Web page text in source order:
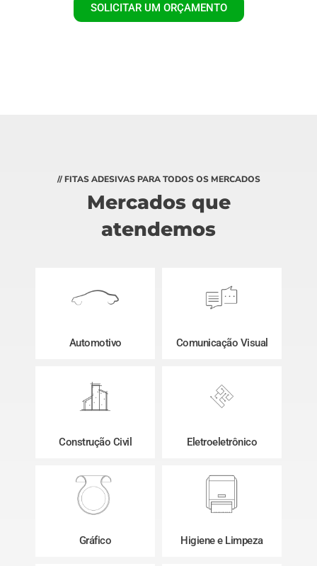
SOLICITAR UM ORÇAMENTO
// FITAS ADESIVAS PARA TODOS OS MERCADOS
Mercados que
atendemos
Automotivo Comunicação Visual
Construção Civil Eletroeletrônico
Gráfico Higiene e Limpeza